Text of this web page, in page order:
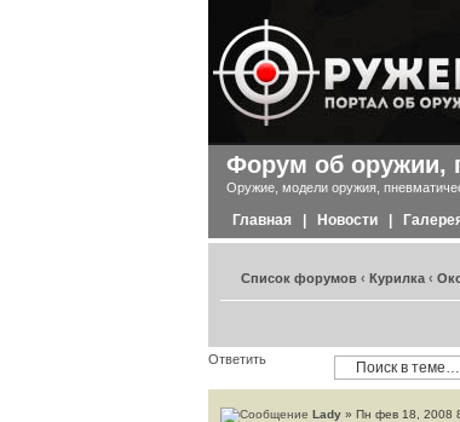
Форум об оружии,
Оружие, модели оружия,
Главная Новости
Список форумов ‹ Курилка ‹
Ответить
Lady » Пн фев 18, 2008